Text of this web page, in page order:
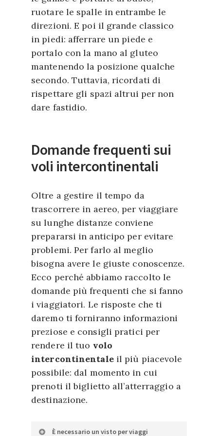
ruotare le spalle in entrambe le
direzioni. E poi il grande classico
in piedi: afferrare un piede e
portalo con la mano al gluteo
mantenendo la posizione qualche
secondo. Tuttavia, ricordati di
rispettare gli spazi altrui per non
dare fastidio.
Domande frequenti sui
voli intercontinentali
Oltre a gestire il tempo da
trascorrere in aereo, per viaggiare
su lunghe distanze conviene
prepararsi in anticipo per evitare
problemi. Per farlo al meglio
bisogna avere le giuste conoscenze.
Ecco perché abbiamo raccolto le
domande più frequenti che si fanno
i viaggiatori. Le risposte che ti
daremo ti forniranno informazioni
preziose e consigli pratici per
rendere il tuo volo
intercontinentaleil più piacevole
possibile: dal momento in cui
prenoti il biglietto all’atterraggio a
destinazione.
È necessario un visto per viaggi